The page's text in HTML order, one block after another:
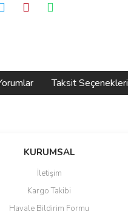
Taksit Seçenekleri
Bu ürüne ilk yorumu siz yapın!
bozuk veya görüntülenemiyor.
eksik bilgiler bulunuyor.
KURUMSAL
İletişim
Kargo Takibi
Havale Bildirim Formu